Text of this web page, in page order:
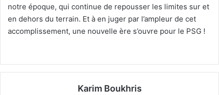
notre époque, qui continue de repousser les limites sur et
en dehors du terrain. Et à en juger par l’ampleur de cet
accomplissement, une nouvelle ère s’ouvre pour le PSG !
Karim Boukhris